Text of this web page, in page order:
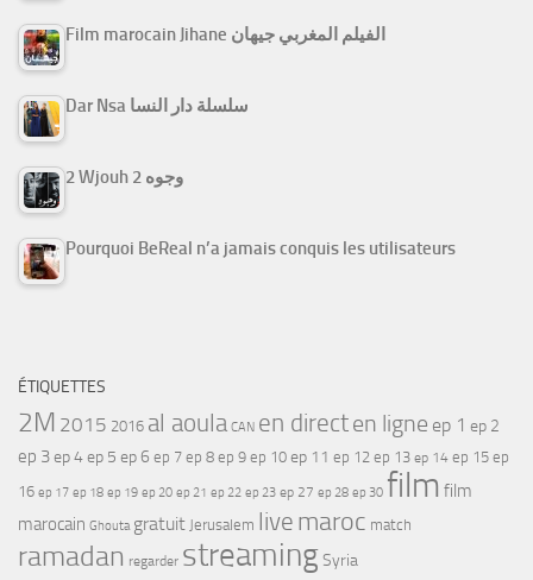
Film marocain Jihane الفيلم المغربي جيهان
Dar Nsa سلسلة دار النسا
2 Wjouh 2 وجوه
Pourquoi BeReal n’a jamais conquis les utilisateurs
ÉTIQUETTES
2M 2015 2016 al aoula CAN en directen ligne ep 1 ep 2
ep 3ep 4ep 5 ep 6 ep 7 ep 8 ep 9 ep 10 ep 11 ep 12 ep 13 ep 14 ep 15 ep
16 ep 17 ep 18 ep 19 ep 20 ep 21 ep 22 ep 23 ep 27 ep 28 ep 30 film film
marocain Ghouta gratuit Jerusalem live maroc match
ramadan regarder streamingSyria